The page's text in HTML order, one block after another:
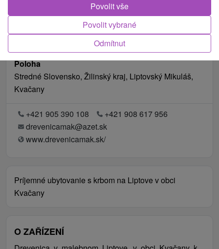
Poloha
Stredné Slovensko, Žilinský kraj, Liptovský Mikuláš,
Kvačany
+421 905 390 108
+421 908 617 956
drevenicamak@azet.sk
www.drevenicamak.sk/
Príjemné ubytovanie s krbom na Liptove v obci
Kvačany
O ZAŘÍZENÍ
Odmítnut
Povolit vybrané
Povolit vše